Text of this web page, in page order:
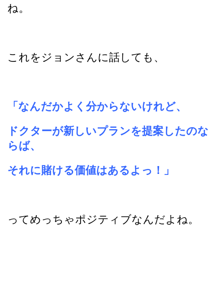
ね。
これをジョンさんに話しても、
「なんだかよく分からないけれど、
ドクターが新しいプランを提案したのな
らば、
それに賭ける価値はあるよっ！」
ってめっちゃポジティブなんだよね。